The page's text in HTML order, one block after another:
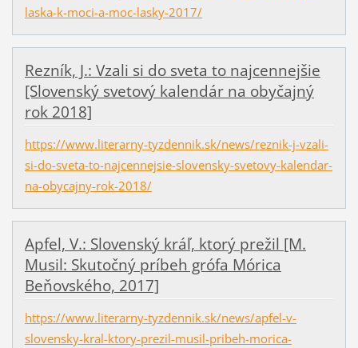
laska-k-moci-a-moc-lasky-2017/
Rezník, J.: Vzali si do sveta to najcennejšie
[Slovenský svetový kalendár na obyčajný
rok 2018]
https://www.literarny-tyzdennik.sk/news/reznik-j-vzali-
si-do-sveta-to-najcennejsie-slovensky-svetovy-kalendar-
na-obycajny-rok-2018/
Apfel, V.: Slovenský kráľ, ktorý prežil [M.
Musil: Skutočný príbeh grófa Mórica
Beňovského, 2017]
https://www.literarny-tyzdennik.sk/news/apfel-v-
slovensky-kral-ktory-prezil-musil-pribeh-morica-